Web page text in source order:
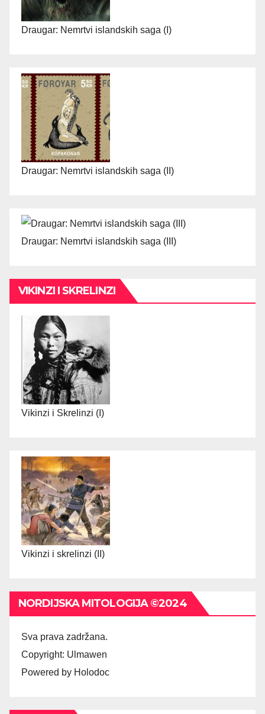
Draugar: Nemrtvi islandskih saga (I)
Draugar: Nemrtvi islandskih saga (II)
Draugar: Nemrtvi islandskih saga (III)
VIKINZI I SKRELINZI
Vikinzi i Skrelinzi (I)
Vikinzi i skrelinzi (II)
NORDIJSKA MITOLOGIJA ©2024
Sva prava zadržana.
Copyright: Ulmawen
Powered by Holodoc